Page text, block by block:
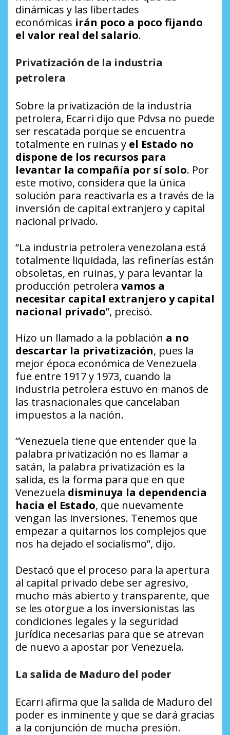
dinámicas y las libertades
económicas irán poco a poco fijando
el valor real del salario.
Privatización de la industria
petrolera
Sobre la privatización de la industria
petrolera, Ecarri dijo que Pdvsa no puede
ser rescatada porque se encuentra
totalmente en ruinas y el Estado no
dispone de los recursos para
levantar la compañía por sí solo. Por
este motivo, considera que la única
solución para reactivarla es a través de la
inversión de capital extranjero y capital
nacional privado.
“La industria petrolera venezolana está
totalmente liquidada, las refinerías están
obsoletas, en ruinas, y para levantar la
producción petrolera vamos a
necesitar capital extranjero y capital
nacional privado”, precisó.
Hizo un llamado a la población a no
descartar la privatización, pues la
mejor época económica de Venezuela
fue entre 1917 y 1973, cuando la
industria petrolera estuvo en manos de
las trasnacionales que cancelaban
impuestos a la nación.
“Venezuela tiene que entender que la
palabra privatización no es llamar a
satán, la palabra privatización es la
salida, es la forma para que en que
Venezuela disminuya la dependencia
hacia el Estado, que nuevamente
vengan las inversiones. Tenemos que
empezar a quitarnos los complejos que
nos ha dejado el socialismo”, dijo.
Destacó que el proceso para la apertura
al capital privado debe ser agresivo,
mucho más abierto y transparente, que
se les otorgue a los inversionistas las
condiciones legales y la seguridad
jurídica necesarias para que se atrevan
de nuevo a apostar por Venezuela.
La salida de Maduro del poder
Ecarri afirma que la salida de Maduro del
poder es inminente y que se dará gracias
a la conjunción de mucha presión.